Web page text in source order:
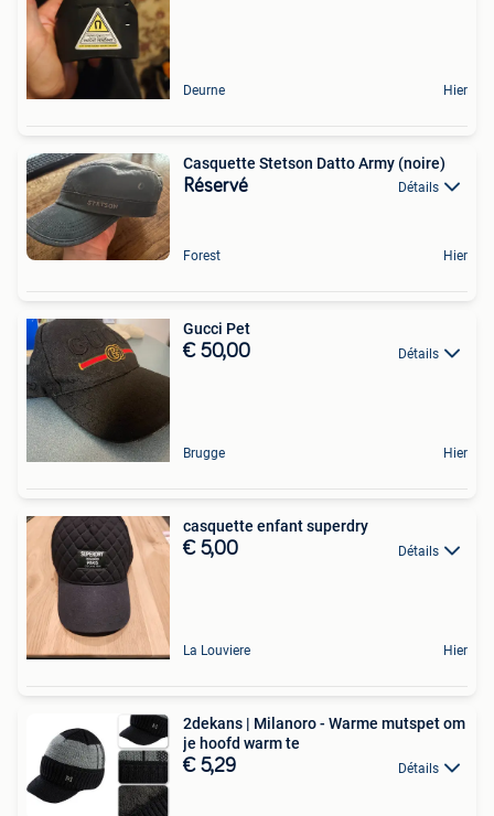
Deurne Hier
Casquette Stetson Datto Army (noire)
Réservé Détails
Forest Hier
Gucci Pet
€ 50,00 Détails
Brugge Hier
casquette enfant superdry
€ 5,00 Détails
La Louviere Hier
2dekans | Milanoro - Warme mutspet om
je hoofd warm te
€ 5,29 Détails